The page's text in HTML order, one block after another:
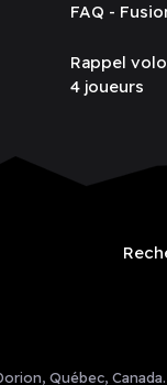
FAQ -
Rappel
4 joueurs
Québec,